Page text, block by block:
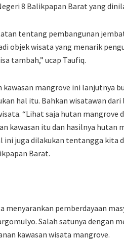
8 Balikpapan Barat yang
tentang pembangunan
objek wisata yang menarik
tambah,” ucap Taufiq.
mangrove ini lanjutnya
hal itu. Bahkan wisatawan
“Lihat saja hutan mangrove
kawasan itu dan hasilnya hutan
ini juga dilakukan tentangga kita
Barat.
menyarankan pemberdayaan
Salah satunya dengan
kawasan wisata mangrove.